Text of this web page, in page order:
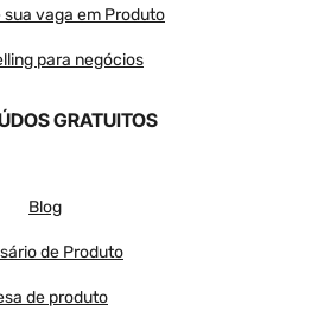
sua vaga em Produto
para negócios
GRATUITOS
Blog
de Produto
de produto